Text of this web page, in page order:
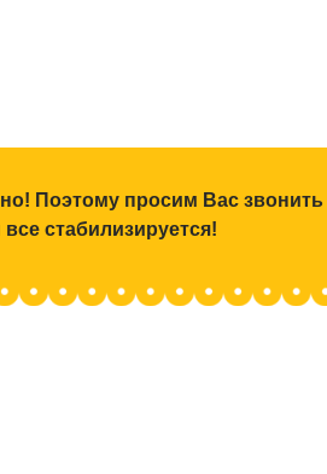
Поэтому просим Вас звонить
стабилизируется!